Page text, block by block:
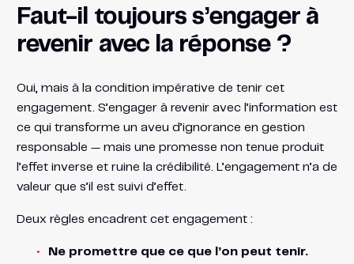
Faut-il toujours s’engager à
revenir avec la réponse ?
Oui, mais à la condition impérative de tenir cet
engagement. S’engager à revenir avec l’information est
ce qui transforme un aveu d’ignorance en gestion
responsable — mais une promesse non tenue produit
l’effet inverse et ruine la crédibilité. L’engagement n’a de
valeur que s’il est suivi d’effet.
Deux règles encadrent cet engagement :
Ne promettre que ce que l’on peut tenir.